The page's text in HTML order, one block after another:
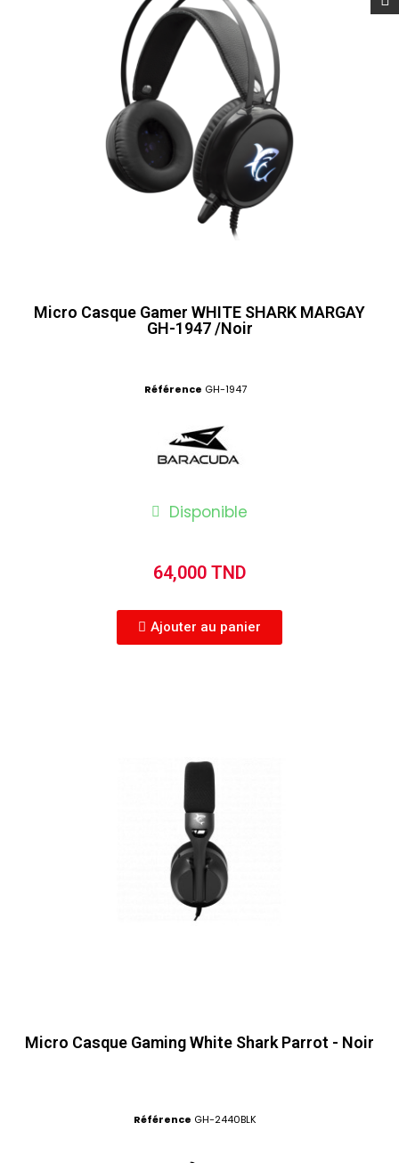
Micro Casque Gamer WHITE SHARK MARGAY
GH-1947 /Noir
Référence GH-1947
Disponible
64,000 TND
Ajouter au panier
Micro Casque Gaming White Shark Parrot - Noir
Référence GH-2440BLK